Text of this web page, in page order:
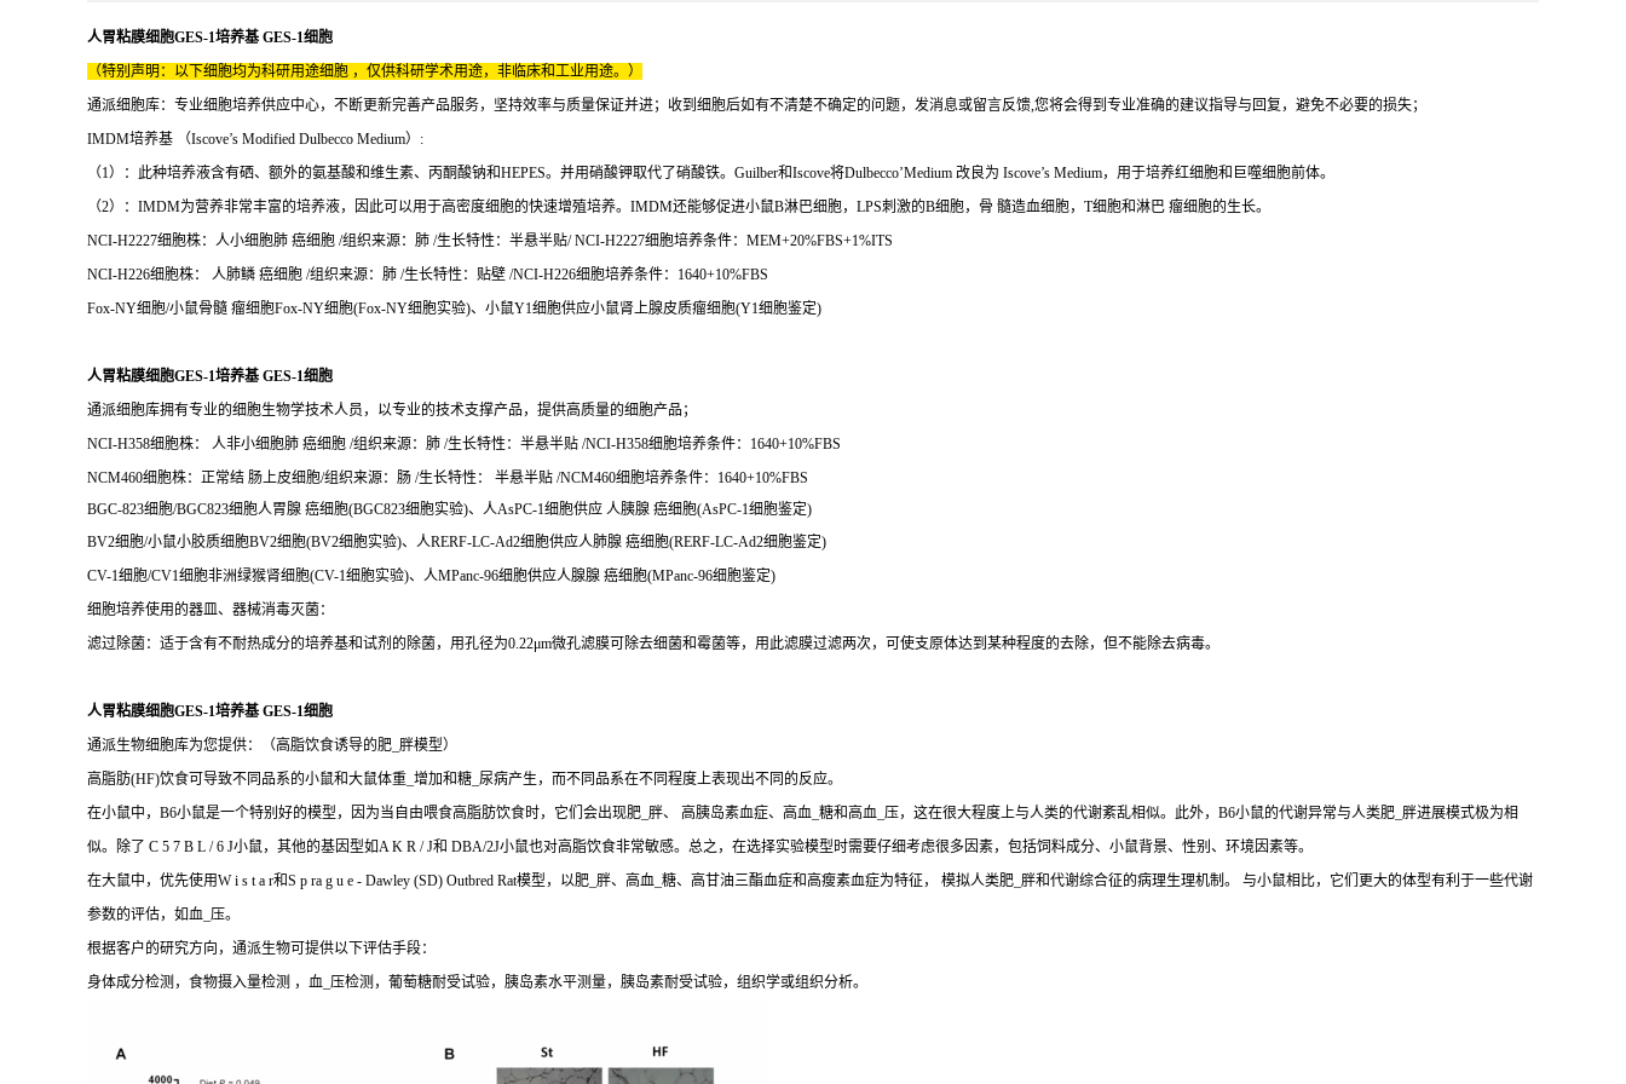
人胃粘膜细胞GES-1培养基 GES-1细胞
（特别声明：以下细胞均为科研用途细胞 ，仅供科研学术用途，非临床和工业用途。）
通派细胞库：专业细胞培养供应中心，不断更新完善产品服务，坚持效率与质量保证并进；收到细胞后如有不清楚不确定的问题，发消息或留言反馈,您将会得到专业准确的建议指导与回复，避免不必要的损失；
IMDM培养基 （Iscove’s Modified Dulbecco Medium）:
（1）：此种培养液含有硒、额外的氨基酸和维生素、丙酮酸钠和HEPES。并用硝酸钾取代了硝酸铁。Guilber和Iscove将Dulbecco’Medium 改良为 Iscove’s Medium，用于培养红细胞和巨噬细胞前体。
（2）：IMDM为营养非常丰富的培养液，因此可以用于高密度细胞的快速增殖培养。IMDM还能够促进小鼠B淋巴细胞，LPS刺激的B细胞，骨 髓造血细胞，T细胞和淋巴 瘤细胞的生长。
NCI-H2227细胞株：人小细胞肺 癌细胞 /组织来源：肺 /生长特性：半悬半贴/ NCI-H2227细胞培养条件：MEM+20%FBS+1%ITS
NCI-H226细胞株： 人肺鳞 癌细胞 /组织来源：肺 /生长特性：贴壁 /NCI-H226细胞培养条件：1640+10%FBS
Fox-NY细胞/小鼠骨髓 瘤细胞Fox-NY细胞(Fox-NY细胞实验)、小鼠Y1细胞供应小鼠肾上腺皮质瘤细胞(Y1细胞鉴定)
人胃粘膜细胞GES-1培养基 GES-1细胞
通派细胞库拥有专业的细胞生物学技术人员，以专业的技术支撑产品，提供高质量的细胞产品；
NCI-H358细胞株： 人非小细胞肺 癌细胞 /组织来源：肺 /生长特性：半悬半贴 /NCI-H358细胞培养条件：1640+10%FBS
NCM460细胞株：正常结 肠上皮细胞/组织来源：肠 /生长特性： 半悬半贴 /NCM460细胞培养条件：1640+10%FBS
BGC-823细胞/BGC823细胞人胃腺 癌细胞(BGC823细胞实验)、人AsPC-1细胞供应 人胰腺 癌细胞(AsPC-1细胞鉴定)
BV2细胞/小鼠小胶质细胞BV2细胞(BV2细胞实验)、人RERF-LC-Ad2细胞供应人肺腺 癌细胞(RERF-LC-Ad2细胞鉴定)
CV-1细胞/CV1细胞非洲绿猴肾细胞(CV-1细胞实验)、人MPanc-96细胞供应人腺腺 癌细胞(MPanc-96细胞鉴定)
细胞培养使用的器皿、器械消毒灭菌：
滤过除菌：适于含有不耐热成分的培养基和试剂的除菌，用孔径为0.22μm微孔滤膜可除去细菌和霉菌等，用此滤膜过滤两次，可使支原体达到某种程度的去除，但不能除去病毒。
人胃粘膜细胞GES-1培养基 GES-1细胞
通派生物细胞库为您提供：（高脂饮食诱导的肥_胖模型）
高脂肪(HF)饮食可导致不同品系的小鼠和大鼠体重_增加和糖_尿病产生，而不同品系在不同程度上表现出不同的反应。
在小鼠中，B6小鼠是一个特别好的模型，因为当自由喂食高脂肪饮食时，它们会出现肥_胖、 高胰岛素血症、高血_糖和高血_压，这在很大程度上与人类的代谢紊乱相似。此外，B6小鼠的代谢异常与人类肥_胖进展模式极为相
似。除了 C 5 7 B L / 6 J小鼠，其他的基因型如A K R / J和 DBA/2J小鼠也对高脂饮食非常敏感。总之，在选择实验模型时需要仔细考虑很多因素，包括饲料成分、小鼠背景、性别、环境因素等。
在大鼠中，优先使用W i s t a r和S p ra g u e - Dawley (SD) Outbred Rat模型，以肥_胖、高血_糖、高甘油三酯血症和高瘦素血症为特征， 模拟人类肥_胖和代谢综合征的病理生理机制。 与小鼠相比，它们更大的体型有利于一些代谢
参数的评估，如血_压。
根据客户的研究方向，通派生物可提供以下评估手段：
身体成分检测，食物摄入量检测 ，血_压检测，葡萄糖耐受试验，胰岛素水平测量，胰岛素耐受试验，组织学或组织分析。